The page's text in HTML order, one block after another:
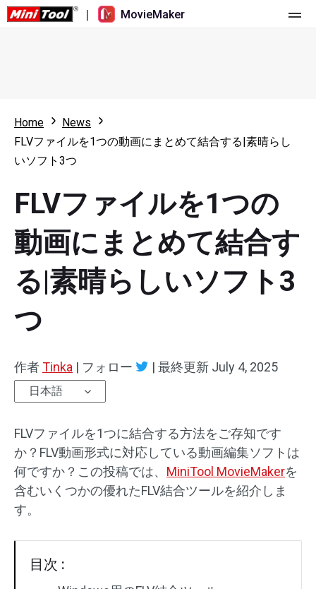
| MovieMaker
更新履歴
マルチトラック動画編集
アスペクト比
速度変更/リバース
トリミング/スプリット/クロップ
テキスト/エレメント
動画色調整
回転/反転
透かしなし
リソース
ビデオ編集のヒント
画面録画ツール
動画変換ツール
オンライン動画ダウンロード ツール
Home
News
FLVファイルを1つの動画にまとめて結合する|素晴らし
いソフト3つ
FLVファイルを1つの
動画にまとめて結合す
る|素晴らしいソフト3
つ
作者Tinka | フォロー | 最終更新 July 4, 2025
日本語
FLVファイルを1つに結合する方法をご存知です
か？FLV動画形式に対応している動画編集ソフトは
何ですか？この投稿では、 MiniTool MovieMakerを
含むいくつかの優れたFLV結合ツールを紹介しま
す。
目次 :